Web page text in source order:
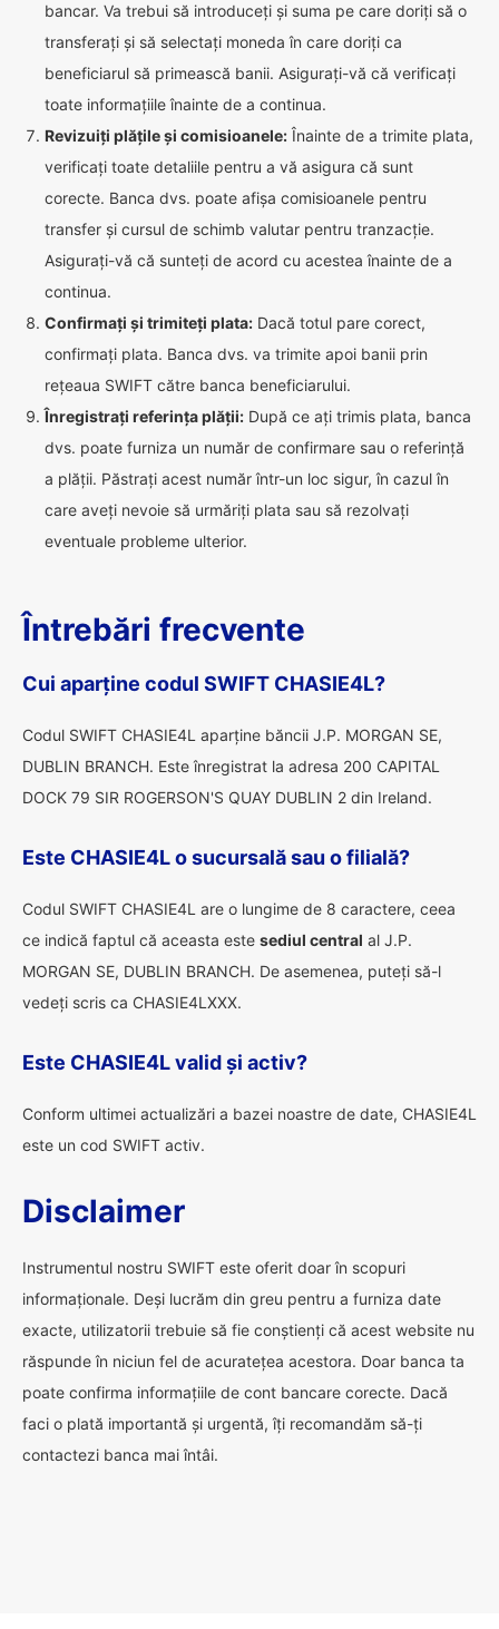
bancar. Va trebui să introduceți și suma pe care doriți să o
transferați și să selectați moneda în care doriți ca
beneficiarul să primească banii. Asigurați-vă că verificați
toate informațiile înainte de a continua.
Revizuiți plățile și comisioanele: Înainte de a trimite plata,
verificați toate detaliile pentru a vă asigura că sunt
corecte. Banca dvs. poate afișa comisioanele pentru
transfer și cursul de schimb valutar pentru tranzacție.
Asigurați-vă că sunteți de acord cu acestea înainte de a
continua.
Confirmați și trimiteți plata: Dacă totul pare corect,
confirmați plata. Banca dvs. va trimite apoi banii prin
rețeaua SWIFT către banca beneficiarului.
Înregistrați referința plății: După ce ați trimis plata, banca
dvs. poate furniza un număr de confirmare sau o referință
a plății. Păstrați acest număr într-un loc sigur, în cazul în
care aveți nevoie să urmăriți plata sau să rezolvați
eventuale probleme ulterior.
Întrebări frecvente
Cui aparține codul SWIFT CHASIE4L?
Codul SWIFT CHASIE4L aparține băncii J.P. MORGAN SE,
DUBLIN BRANCH. Este înregistrat la adresa 200 CAPITAL
DOCK 79 SIR ROGERSON'S QUAY DUBLIN 2 din Ireland.
Este CHASIE4L o sucursală sau o filială?
Codul SWIFT CHASIE4L are o lungime de 8 caractere, ceea
ce indică faptul că aceasta este sediul central al J.P.
MORGAN SE, DUBLIN BRANCH. De asemenea, puteți să-l
vedeți scris ca CHASIE4LXXX.
Este CHASIE4L valid și activ?
Conform ultimei actualizări a bazei noastre de date, CHASIE4L
este un cod SWIFT activ.
Disclaimer
Instrumentul nostru SWIFT este oferit doar în scopuri
informaționale. Deși lucrăm din greu pentru a furniza date
exacte, utilizatorii trebuie să fie conștienți că acest website nu
răspunde în niciun fel de acuratețea acestora. Doar banca ta
poate confirma informațiile de cont bancare corecte. Dacă
faci o plată importantă și urgentă, îți recomandăm să-ți
contactezi banca mai întâi.